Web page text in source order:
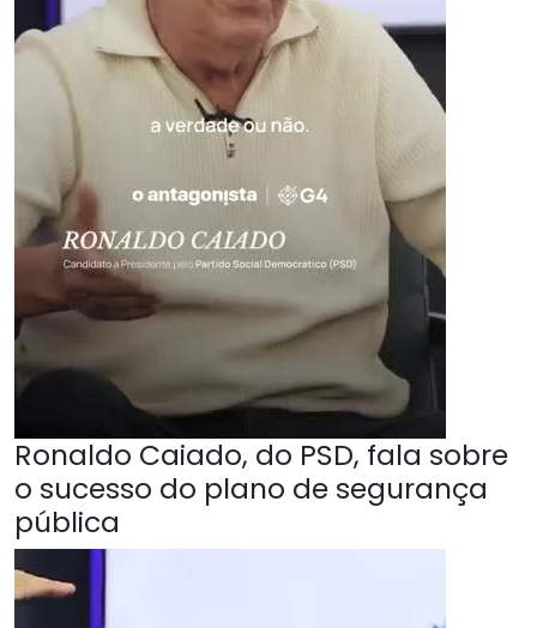
Ronaldo Caiado, do PSD, fala sobre
o sucesso do plano de segurança
pública